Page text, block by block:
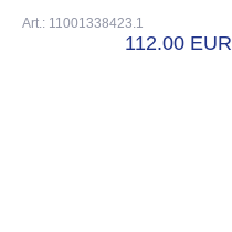
Art.: 11001338423.1
112.00 EUR